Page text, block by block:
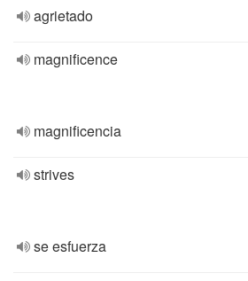
agrietado
magnificence
magnificencia
strives
se esfuerza